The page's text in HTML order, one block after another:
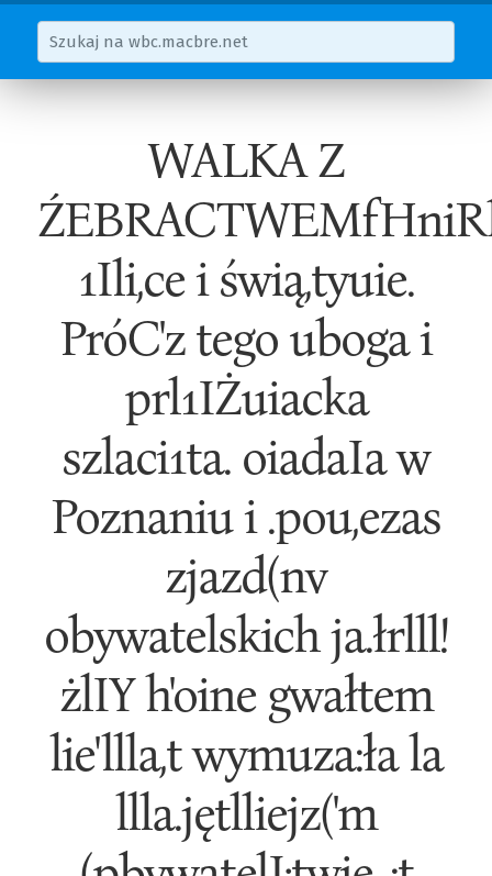
WALKA Z
1Ili,ce i świą,tyuie.
PróC'z tego uboga i
prl1IŻuiacka
szlaci1ta. oiadaIa w
Poznaniu i .pou,ezas
zjazd(nv
obywatelskich ja.łrlll!
żlIY h'oine gwałtem
lie'llla,t wymuza:ła la
llla.jętlliejz('m